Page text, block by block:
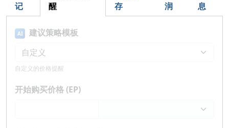
记
醒
存
润
息
AI 建议策略模板
自定义的价格提醒
开始购买价格 (EP)